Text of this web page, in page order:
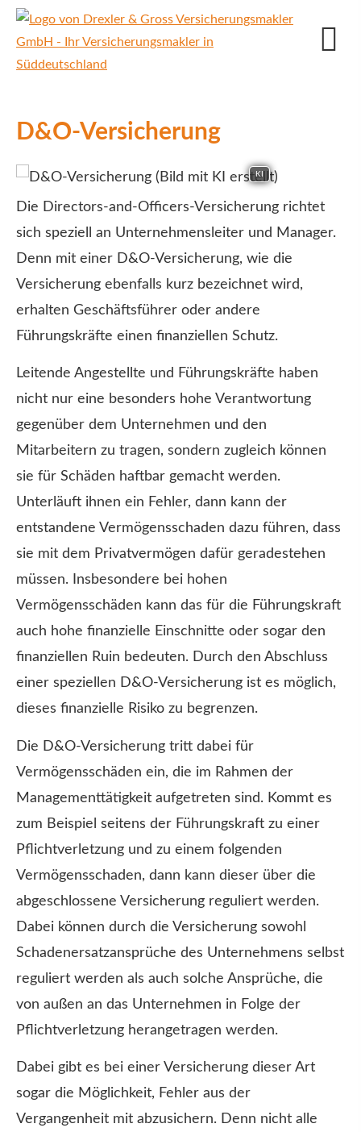
D&O-Versicherung
KI
Die Directors-and-Officers-Versicherung richtet
sich speziell an Unternehmensleiter und Manager.
Denn mit einer D&O-Versicherung, wie die
Versicherung ebenfalls kurz bezeichnet wird,
erhalten Geschäftsführer oder andere
Führungskräfte einen finanziellen Schutz.
Leitende Angestellte und Führungskräfte haben
nicht nur eine besonders hohe Verantwortung
gegenüber dem Unternehmen und den
Mitarbeitern zu tragen, sondern zugleich können
sie für Schäden haftbar gemacht werden.
Unterläuft ihnen ein Fehler, dann kann der
entstandene Vermögensschaden dazu führen, dass
sie mit dem Privatvermögen dafür geradestehen
müssen. Insbesondere bei hohen
Vermögensschäden kann das für die Führungskraft
auch hohe finanzielle Einschnitte oder sogar den
finanziellen Ruin bedeuten. Durch den Abschluss
einer speziellen D&O-Versicherung ist es möglich,
dieses finanzielle Risiko zu begrenzen.
Die D&O-Versicherung tritt dabei für
Vermögensschäden ein, die im Rahmen der
Managementtätigkeit aufgetreten sind. Kommt es
zum Beispiel seitens der Führungskraft zu einer
Pflichtverletzung und zu einem folgenden
Vermögensschaden, dann kann dieser über die
abgeschlossene Versicherung reguliert werden.
Dabei können durch die Versicherung sowohl
Schadenersatzansprüche des Unternehmens selbst
reguliert werden als auch solche Ansprüche, die
von außen an das Unternehmen in Folge der
Pflichtverletzung herangetragen werden.
Dabei gibt es bei einer Versicherung dieser Art
sogar die Möglichkeit, Fehler aus der
Vergangenheit mit abzusichern. Denn nicht alle